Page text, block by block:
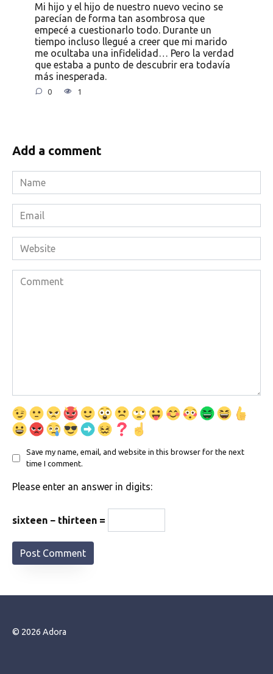
Mi hijo y el hijo de nuestro nuevo vecino se
parecían de forma tan asombrosa que
empecé a cuestionarlo todo. Durante un
tiempo incluso llegué a creer que mi marido
me ocultaba una infidelidad… Pero la verdad
que estaba a punto de descubrir era todavía
más inesperada.
0 1
Add a comment
Name
*
Email
*
Website
Comment
Save my name, email, and website in this browser for the next
time I comment.
Please enter an answer in digits:
sixteen − thirteen =
© 2026 Adora